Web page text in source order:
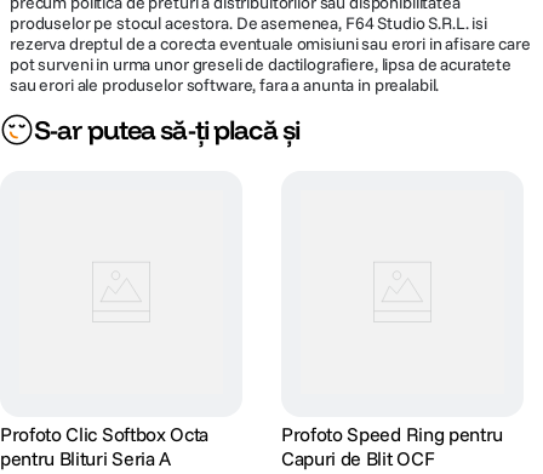
produselor pe stocul acestora. De asemenea, F64 Studio S.R.L. isi
rezerva dreptul de a corecta eventuale omisiuni sau erori in afisare care
pot surveni in urma unor greseli de dactilografiere, lipsa de acuratete
sau erori ale produselor software, fara a anunta in prealabil.
S-ar putea să-ți placă și
Profoto Clic Softbox Octa
pentru Blituri Seria A
Profoto Speed Ring pentru
Capuri de Blit OCF